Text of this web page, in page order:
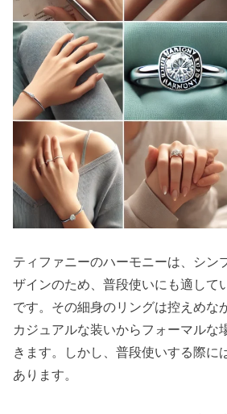
ティファニーのハーモニーは、シン
ザインのため、普段使いにも適して
です。その細身のリングは控えめな
カジュアルな装いからフォーマルな
きます。しかし、普段使いする際に
あります。